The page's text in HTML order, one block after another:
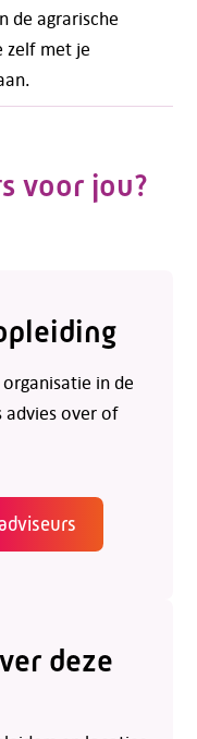
de agrarische
zelf met je
voor jou?
in de
advies over of
deze